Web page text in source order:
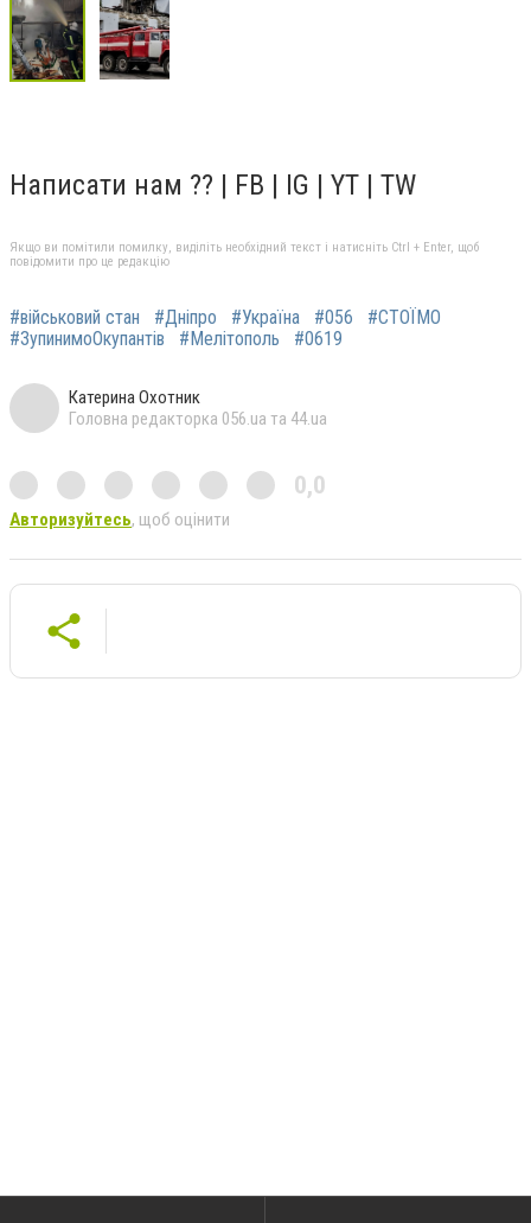
Написати нам ?? | FB | IG | YT | TW
Якщо ви помітили помилку, виділіть необхідний текст і натисніть Ctrl + Enter, щоб
повідомити про це редакцію
#військовий стан #Дніпро #Україна #056
#СТОЇМО
#ЗупинимоОкупантів
#Мелітополь #0619
Катерина Охотник
Головна редакторка 056.ua та 44.ua
0,0
Авторизуйтесь, щоб оцінити